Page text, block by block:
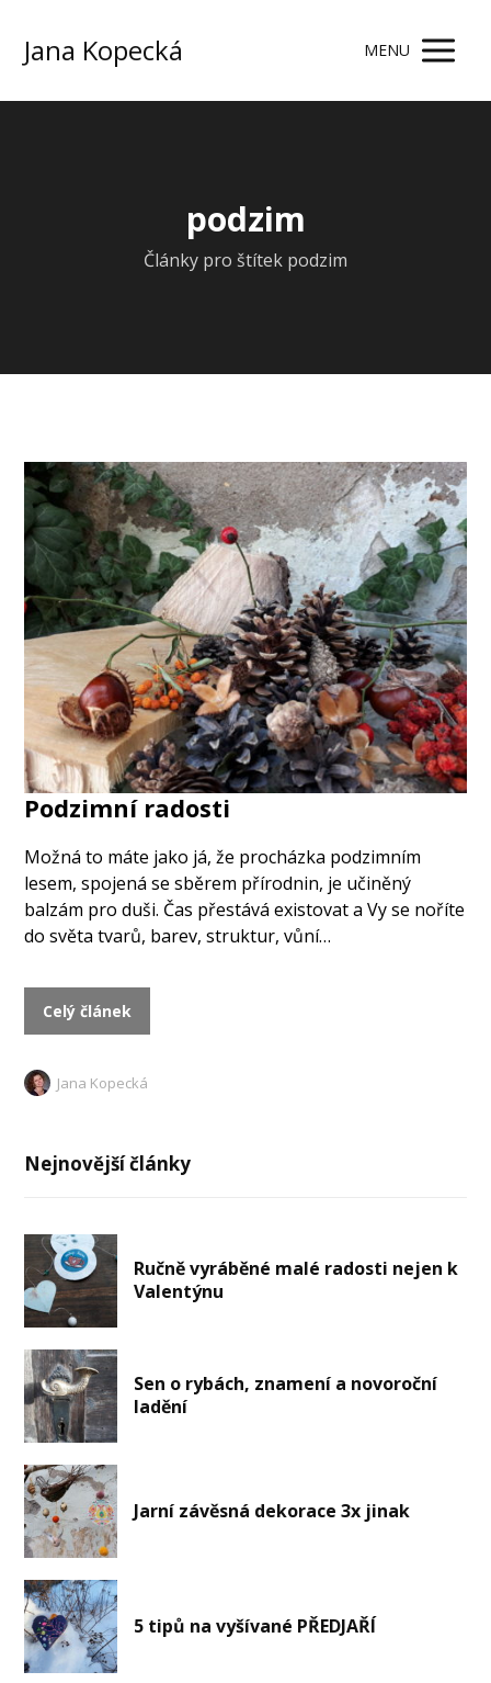
Jana Kopecká MENU
podzim
Články pro štítek podzim
Podzimní radosti
Možná to máte jako já, že procházka podzimním
lesem, spojená se sběrem přírodnin, je učiněný
balzám pro duši. Čas přestává existovat a Vy se noříte
do světa tvarů, barev, struktur, vůní…
Celý článek
Jana Kopecká
Nejnovější články
Ručně vyráběné malé radosti nejen k
Valentýnu
Sen o rybách, znamení a novoroční
ladění
Jarní závěsná dekorace 3x jinak
5 tipů na vyšívané PŘEDJAŘÍ